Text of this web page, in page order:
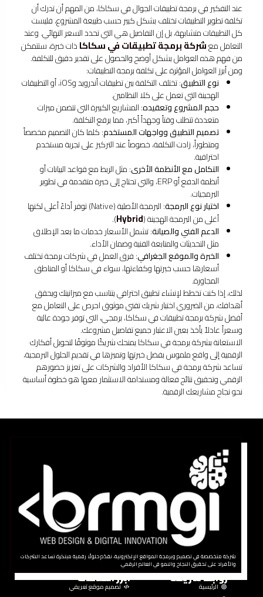
عند التفكير في برمجة تطبيقات الجوال في سكاكا، من المهم أن تدرك أن
تكلفة تطوير التطبيقات تختلف بشكل كبير حسب طبيعة المشروع، فليست
كل التطبيقات متشابهة، بل إن التفاصيل هي التي تحدد السعر النهائي. وعند
التعامل معشركة برمجة تطبيقات في سكاكاذات خبرة، ستتمكن
من فهم هذه العوامل بشكل أوضح والحصول على تقدير دقيق للتكلفة.
ومن أبرز العوامل المؤثرة على تكلفة برمجة التطبيقات:
نوع التطبيق
: تختلف التكلفة بين تطبيقات أندرويد وiOS، أو التطبيقات
الهجينة التي تعمل على كلا النظامين.
حجم المشروع وتعقيده: المشاريع الكبيرة التي تتضمن ميزات
متعددة تتطلب وقتاً وجهداً أكبر، مما يرفع التكلفة.
تصميم التطبيق وواجهات المستخدم: كلما كان التصميم مخصصاً
ومتطوراً، زادت التكلفة، خصوصاً عند التركيز على تجربة مستخدم
احترافية.
التكامل مع الأنظمة الأخرى: مثل الربط مع قواعد البيانات أو
أنظمة الدفع أو ERP، والتي تحتاج إلى خبرة متقدمة في تطوير
البرمجيات.
اختيار نوع البرمجة
: البرمجة الأصلية (Native) توفر أداءً أعلى لكنها
أغلى من البرمجة الهجينة (Hybrid
).
الدعم الفني والصيانة: تشمل الأسعار خدمات ما بعد الإطلاق
مثل التحديثات والمتابعة الفنية وضمان الأداء.
الخبرة والموقع الجغرافي: فرق العمل في شركات برمجة تختلف
أسعارها حسب خبرتها وكفاءتها، سواء في سكاكا أو المناطق
المجاورة.
لذلك، إذا كنت تخطط لإنشاء تطبيق احترافي يتناسب مع ميزانيتك ويحقق
أهدافك، من الضروري اختيار شريك تقني موثوق احرص على التعامل مع
أفضل شركة برمجة تطبيقات في سكاكا، برمجي، التي توفر جودة عالية
وسعراً عادلاً يأخذ بعين الاعتبار جميع تفاصيل مشروعك.
الاستعانة بشركة برمجة في سكاكا يمنحك شريكًا موثوقًا لتحويل أفكارك
الرقمية إلى واقع ملموس بفضل خبرتها وتميزها في تقديم الحلول البرمجية،
تساعد شركة برمجة في سكاكا الأفراد والشركات على تعزيز حضورهم
الرقمي وتحقيق نتائج فعالة ومستدامة الاستثمار معها هو خطوة أساسية
نحو نجاح مشاريعك الرقمية.
شركة متخصصة في تصميم وبرمجة المواقع الإلكترونية، نقدّم حلولًا رقمية مبتكرة تساعد الشركات
والأفراد على تحقيق النجاح والنمو في العالم الرقمي.
روابط سريعة
الرئيسية
ابرز الخدمات
تصميم موقع تعريفي